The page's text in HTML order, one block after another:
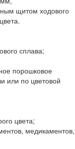
щитом ходового
сплава;
порошковое
или по цветовой
цвета;
медикаментов,